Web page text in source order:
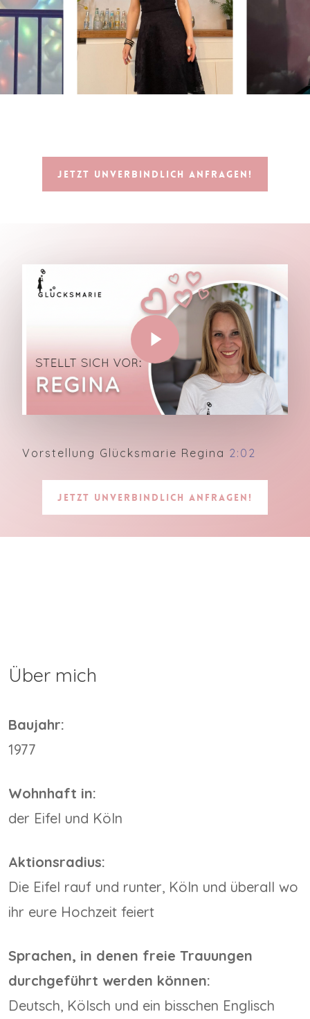
Jetzt unverbindlich anfragen!
Play Video
Vorstellung Glücksmarie Regina 2:02
Jetzt unverbindlich anfragen!
Über mich
Baujahr:
1977
Wohnhaft in:
der Eifel und Köln
Aktionsradius:
Die Eifel rauf und runter, Köln und überall wo
ihr eure Hochzeit feiert
Sprachen, in denen freie Trauungen
durchgeführt werden können:
Deutsch, Kölsch und ein bisschen Englisch